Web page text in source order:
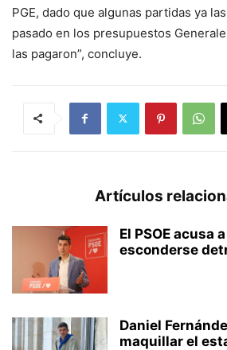
PGE, dado que algunas partidas ya
pasado en los presupuestos
las pagaron”, concluye.
Artículos
El PSOE acusa
esconderse
Daniel
maquillar el